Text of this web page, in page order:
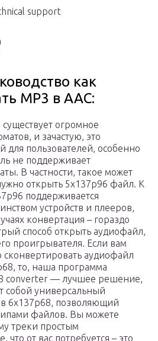
support
как
MP3 в AAC:
огромное
и зачастую, это
для пользователей, особенно
не поддерживает
В частности, такое может
открыть 5x137p96 файл. К
поддерживается
устройств и плееров,
конвертация – гораздо
способ открыть аудиофайл,
проигрывателя. Если вам
сконвертировать аудиофайл
то, наша программа
converter — лучшее решение,
собой универсальный
6x137p68, позволяющий
файлов. Вы можете
треки простым
что от вас потребуется – это